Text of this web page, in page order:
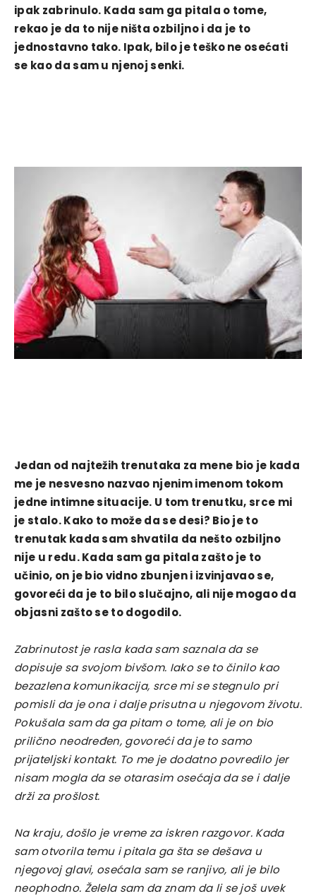
ipak zabrinulo. Kada sam ga pitala o tome,
rekao je da to nije ništa ozbiljno i da je to
jednostavno tako. Ipak, bilo je teško ne osećati
se kao da sam u njenoj senki.
Jedan od najtežih trenutaka za mene bio je kada
me je nesvesno nazvao njenim imenom tokom
jedne intimne situacije. U tom trenutku, srce mi
je stalo. Kako to može da se desi? Bio je to
trenutak kada sam shvatila da nešto ozbiljno
nije u redu. Kada sam ga pitala zašto je to
učinio, on je bio vidno zbunjen i izvinjavao se,
govoreći da je to bilo slučajno, ali nije mogao da
objasni zašto se to dogodilo.
Zabrinutost je rasla kada sam saznala da se
dopisuje sa svojom bivšom. Iako se to činilo kao
bezazlena komunikacija, srce mi se stegnulo pri
pomisli da je ona i dalje prisutna u njegovom životu.
Pokušala sam da ga pitam o tome, ali je on bio
prilično neodređen, govoreći da je to samo
prijateljski kontakt. To me je dodatno povredilo jer
nisam mogla da se otarasim osećaja da se i dalje
drži za prošlost.
Na kraju, došlo je vreme za iskren razgovor. Kada
sam otvorila temu i pitala ga šta se dešava u
njegovoj glavi, osećala sam se ranjivo, ali je bilo
neophodno. Želela sam da znam da li se još uvek